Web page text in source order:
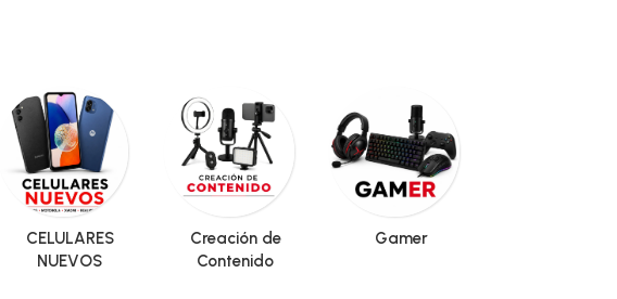
CELULARES
NUEVOS
Creación de
Contenido
Gamer